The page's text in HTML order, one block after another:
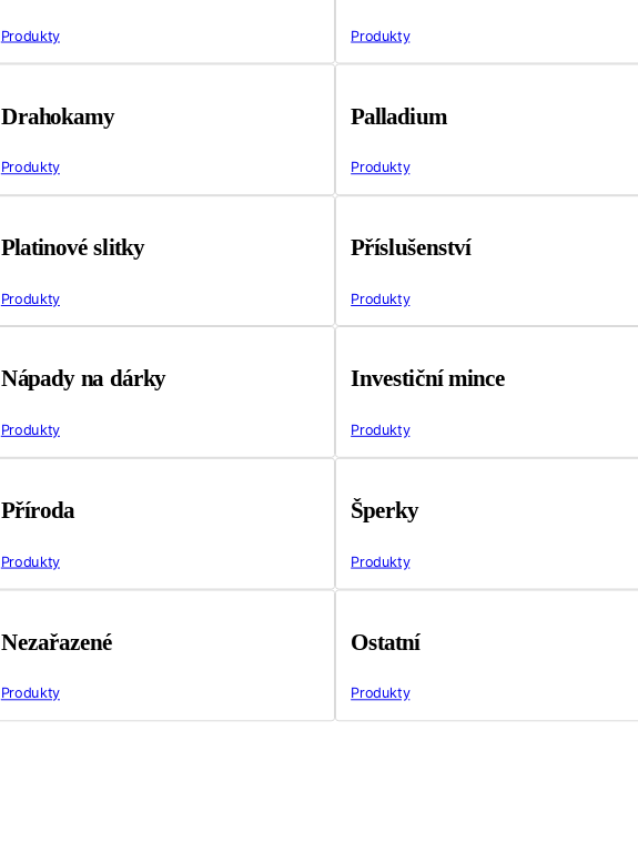
Produkty Produkty
Drahokamy
Produkty
Palladium
Produkty
Platinové slitky
Produkty
Příslušenství
Produkty
Nápady na dárky
Produkty
Investiční mince
Produkty
Příroda
Produkty
Šperky
Produkty
Nezařazené
Produkty
Ostatní
Produkty